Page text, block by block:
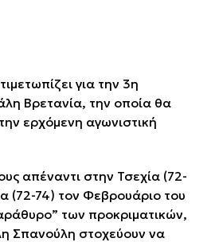
για την 3η
Βρετανία, την οποία θα
ερχόμενη αγωνιστική
απέναντι στην Τσεχία (72-
(72-74) τον Φεβρουάριο του
των προκριματικών,
Σπανούλη στοχεύουν να